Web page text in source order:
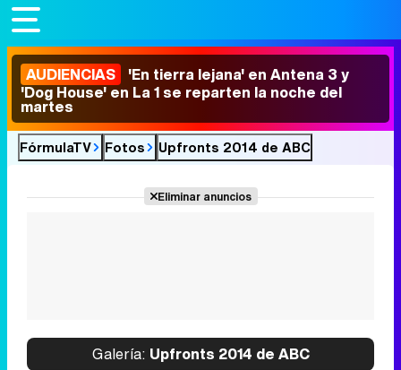
AUDIENCIAS 'En tierra lejana' en Antena 3 y
'Dog House' en La 1 se reparten la noche del
martes
FórmulaTV Fotos Upfronts 2014 de ABC
Eliminar anuncios
Galería: Upfronts 2014 de ABC